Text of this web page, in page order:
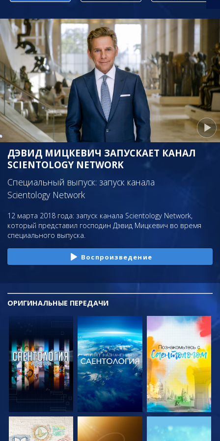
ДЭВИД МИЦКЕВИЧ ЗАПУСКАЕТ КАНАЛ
SCIENTOLOGY NETWORK
Специальный выпуск: запуск канала
Scientology Network
12 марта 2018 года: запуск канала Scientology Network,
который представил господин Дэвид Мицкевич во время
специального выпуска.
Воспроизведение
ОРИГИНАЛЬНЫЕ ПЕРЕДАЧИ